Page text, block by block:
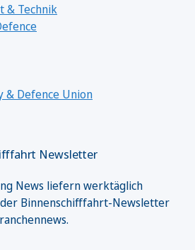
& Technik
& Defence Union
Newsletter
News liefern werktäglich
Binnenschifffahrt-Newsletter